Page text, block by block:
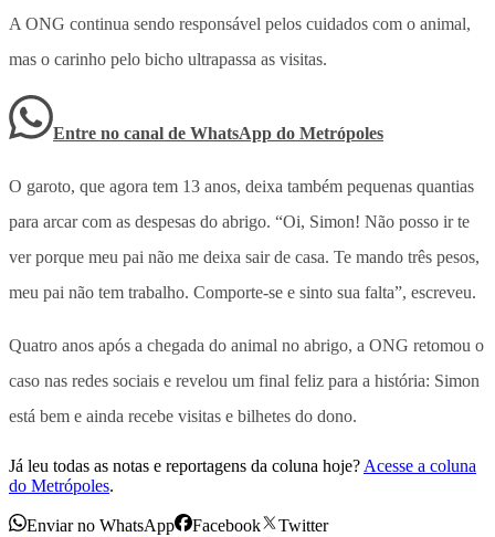
A ONG continua sendo responsável pelos cuidados com o animal,
mas o carinho pelo bicho ultrapassa as visitas.
Entre no canal de WhatsApp do Metrópoles
O garoto, que agora tem 13 anos, deixa também pequenas quantias
para arcar com as despesas do abrigo. “Oi, Simon! Não posso ir te
ver porque meu pai não me deixa sair de casa. Te mando três pesos,
meu pai não tem trabalho. Comporte-se e sinto sua falta”, escreveu.
Quatro anos após a chegada do animal no abrigo, a ONG retomou o
caso nas redes sociais e revelou um final feliz para a história: Simon
está bem e ainda recebe visitas e bilhetes do dono.
Já leu todas as notas e reportagens da coluna hoje? Acesse a coluna
do Metrópoles.
Enviar no WhatsApp Facebook
Twitter